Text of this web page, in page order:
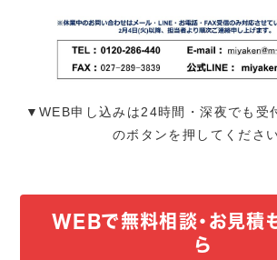
▼WEB申し込みは24時間・深夜でも受
のボタンを押してくださ
WEBで無料相談・お見積
ら